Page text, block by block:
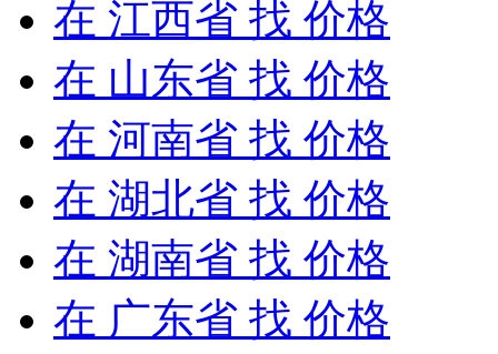
在 江西省 找 价格
在 山东省 找 价格
在 河南省 找 价格
在 湖北省 找 价格
在 湖南省 找 价格
在 广东省 找 价格